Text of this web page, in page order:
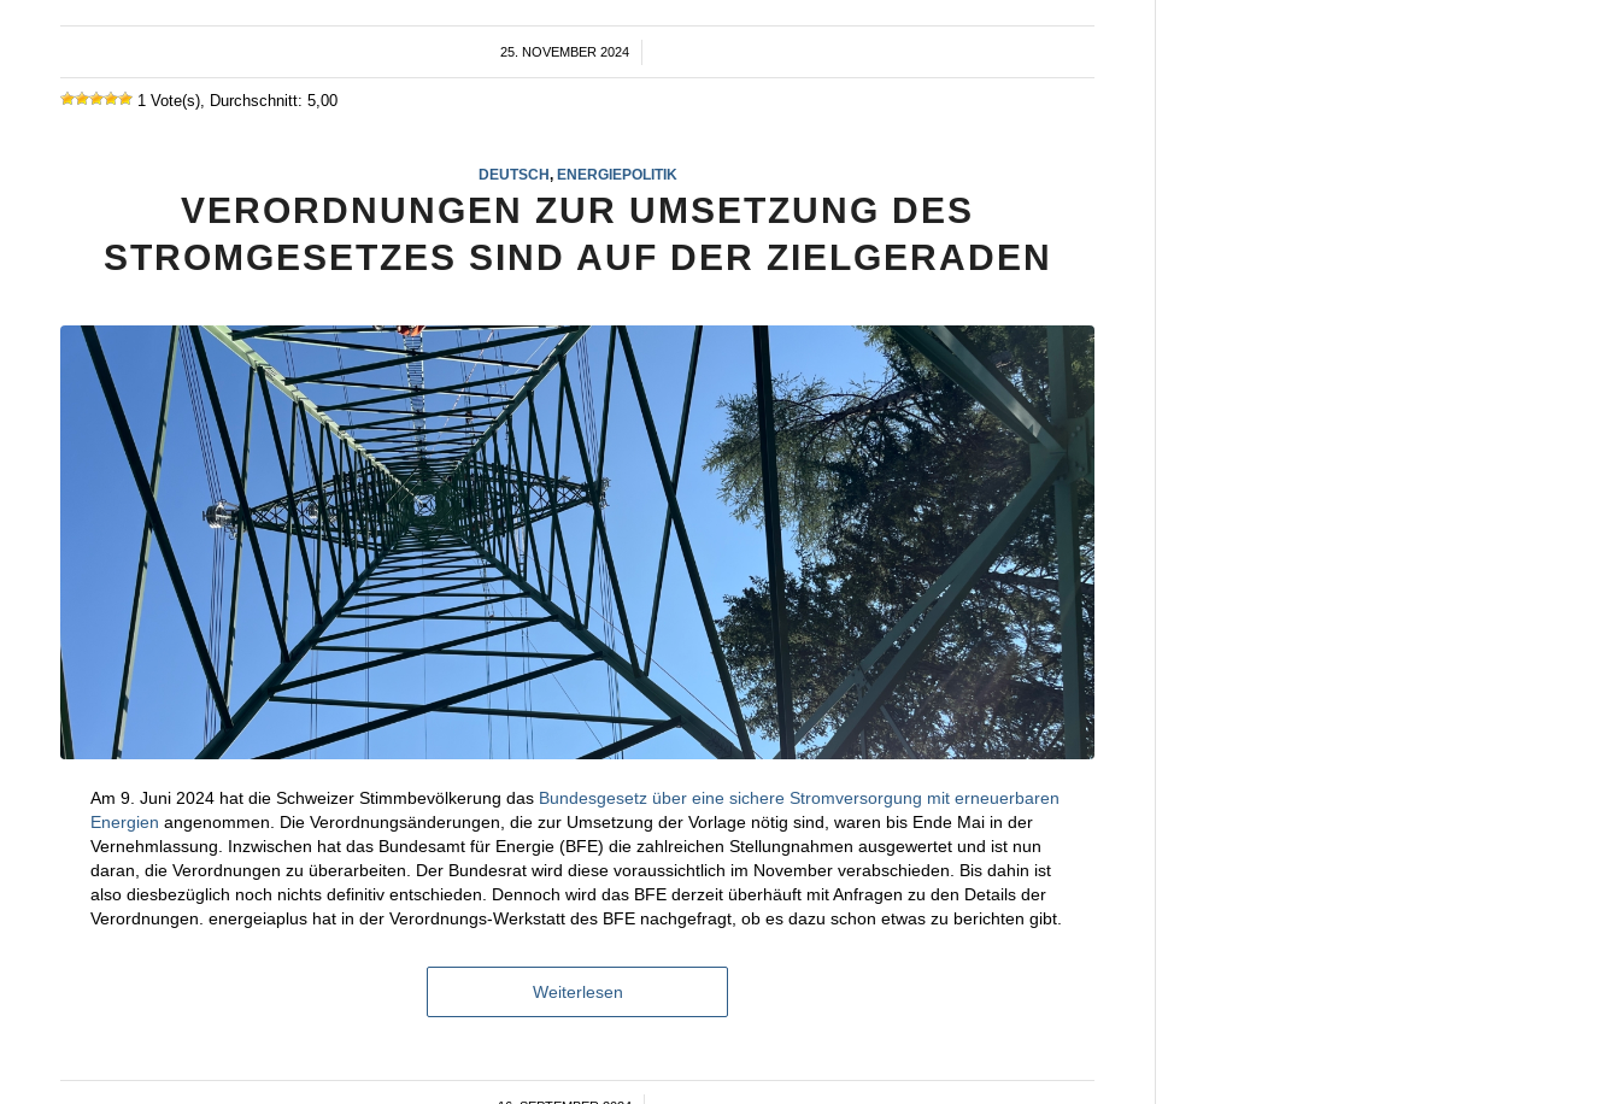
25. NOVEMBER 2024
/
1 Vote(s), Durchschnitt: 5,00
DEUTSCH, ENERGIEPOLITIK
VERORDNUNGEN ZUR UMSETZUNG DES
STROMGESETZES SIND AUF DER ZIELGERADEN
Am 9. Juni 2024 hat die Schweizer Stimmbevölkerung das Bundesgesetz über eine sichere Stromversorgung mit erneuerbaren
Energien angenommen. Die Verordnungsänderungen, die zur Umsetzung der Vorlage nötig sind, waren bis Ende Mai in der
Vernehmlassung. Inzwischen hat das Bundesamt für Energie (BFE) die zahlreichen Stellungnahmen ausgewertet und ist nun
daran, die Verordnungen zu überarbeiten. Der Bundesrat wird diese voraussichtlich im November verabschieden. Bis dahin ist
also diesbezüglich noch nichts definitiv entschieden. Dennoch wird das BFE derzeit überhäuft mit Anfragen zu den Details der
Verordnungen. energeiaplus hat in der Verordnungs-Werkstatt des BFE nachgefragt, ob es dazu schon etwas zu berichten gibt.
Weiterlesen